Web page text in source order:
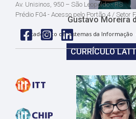
Gustavo Moreira
Acadêmico de Sistemas da Informação
CURRÍCULO
Av. Unisinos, 950 – São Leopoldo - RS
Prédio F04 - Acesso pelo Portão 4 / Setor F
instalinkedin